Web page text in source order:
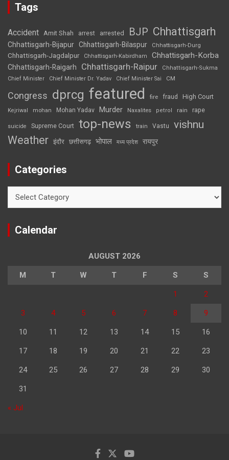
Tags
Accident Amit Shah arrest arrested BJP Chhattisgarh
Chhattisgarh-Bijapur Chhattisgarh-Bilaspur Chhattisgarh-Durg
Chhattisgarh-Jagdalpur Chhattisgarh-Kabirdham Chhattisgarh-Korba
Chhattisgarh-Raigarh Chhattisgarh-Raipur
Chhattisgarh-Sukma
Chief Minister
Chief Minister Dr. Yadav Chief Minister Sai CM
Congress dprcg featured fire fraud High Court
Kejriwal mohan Mohan Yadav Murder Naxalites petrol rain rape
suicide Supreme Court top-news train Vastu vishnu
Weather इंदौर छत्तीसगढ़ भोपाल मध्य प्रदेश रायपुर
Categories
Calendar
AUGUST 2026
M T W T F S S
1 2
3 4 5 6 7 8 9
10 11 12 13 14 15 16
17 18 19 20 21 22 23
24 25 26 27 28 29 30
31
« Jul